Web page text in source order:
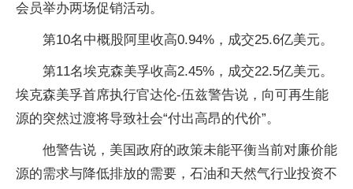
会员举办两场促销活动。
第10名中概股阿里收高0.94%，成交25.6亿美元。
第11名埃克森美孚收高2.45%，成交22.5亿美元。
埃克森美孚首席执行官达伦-伍兹警告说，向可再生能
源的突然过渡将导致社会“付出高昂的代价”。
他警告说，美国政府的政策未能平衡当前对廉价能
源的需求与降低排放的需要，石油和天然气行业投资不